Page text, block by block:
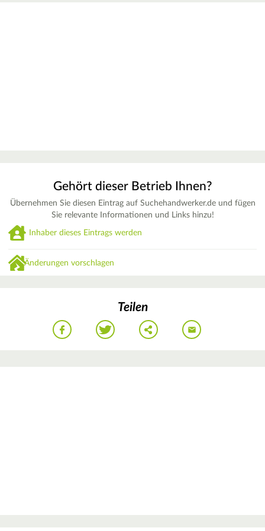
Gehört dieser Betrieb Ihnen?
Übernehmen Sie diesen Eintrag auf Suchehandwerker.de und fügen
Sie relevante Informationen und Links hinzu!
Inhaber dieses Eintrags werden
Änderungen vorschlagen
Teilen